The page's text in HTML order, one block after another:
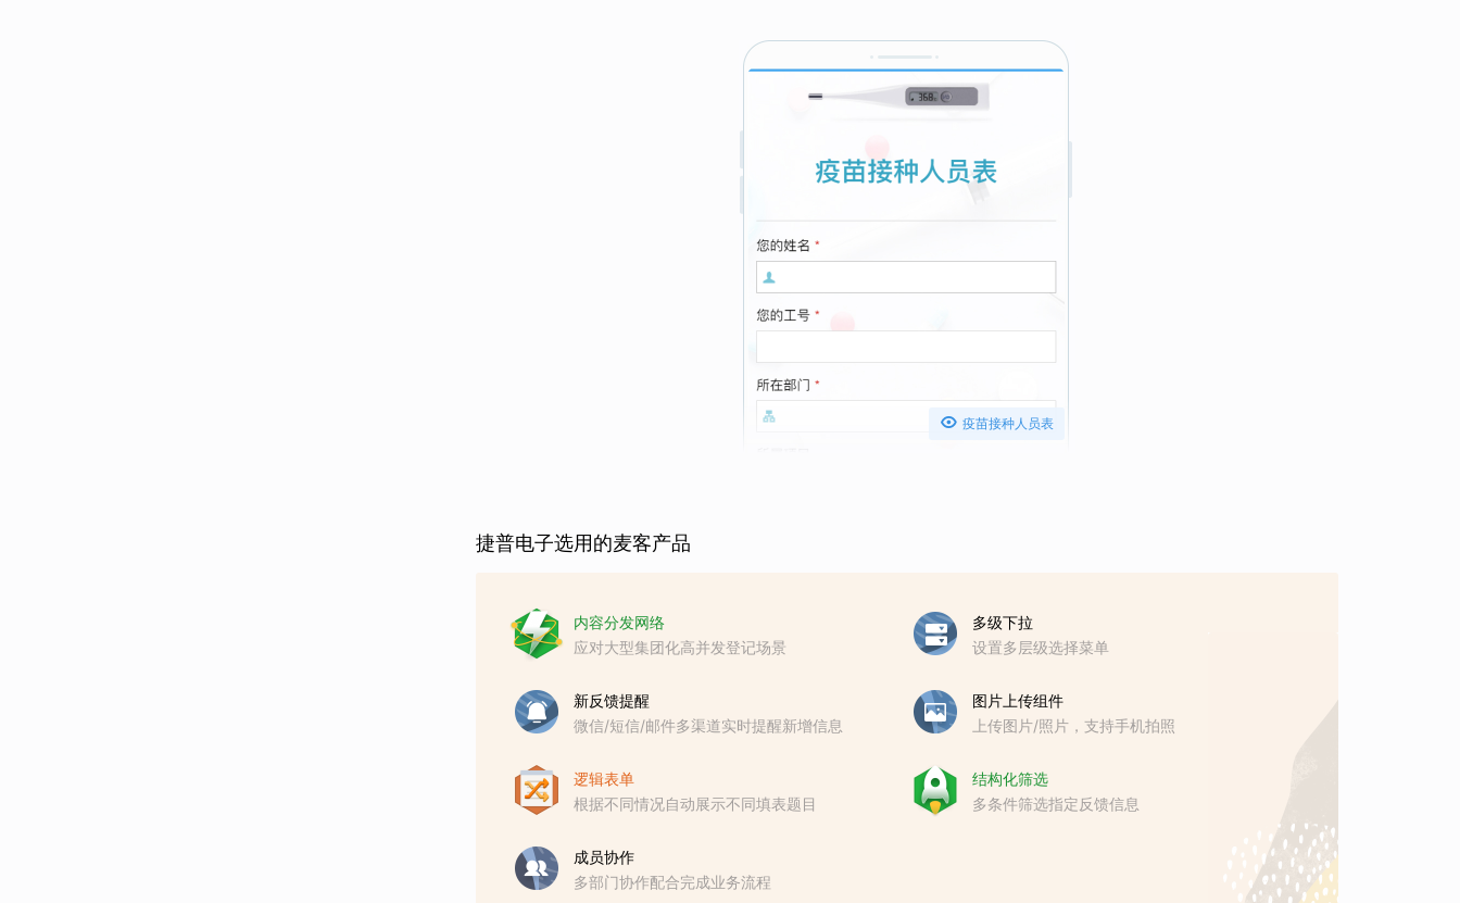
 疫苗接种人员表
捷普电子选用的麦客产品
内容分发网络
应对大型集团化高并发登记场景
多级下拉
设置多层级选择菜单
新反馈提醒
微信/短信/邮件多渠道实时提醒新增信息
图片上传组件
上传图片/照片，支持手机拍照
逻辑表单
根据不同情况自动展示不同填表题目
结构化筛选
多条件筛选指定反馈信息
成员协作
多部门协作配合完成业务流程